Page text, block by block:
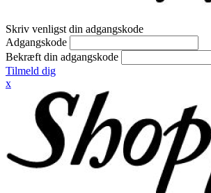
Skriv venligst din adgangskode
Adgangskode
Bekræft din adgangskode
Tilmeld dig
x